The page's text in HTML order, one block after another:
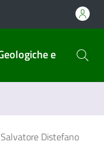
e
Salvatore Distefano